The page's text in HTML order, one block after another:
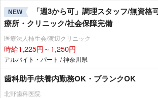
NEW
「週3から可」調理スタッフ/無資格
療所・クリニック/社会保障完備
医療法人柿生会/渡辺クリニック
時給1,225円～1,250円
アルバイト・パート / 神奈川県
歯科助手/扶養内勤務OK・ブランクOK
北野歯科医院